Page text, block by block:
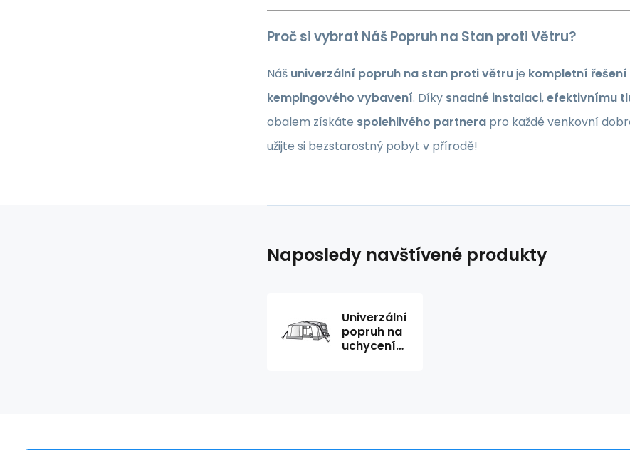
Proč si vybrat Náš Popruh na Stan proti Větru?
Náš univerzální popruh na stan proti větruje kompletní řešení
kempingového vybavení. Díky snadné instalaci,efektivnímu
obalem získáte spolehlivého partnera pro každé venkovní
užijte si bezstarostný pobyt v přírodě!
Naposledy navštívené produkty
Univerzální
popruh na
uchycení